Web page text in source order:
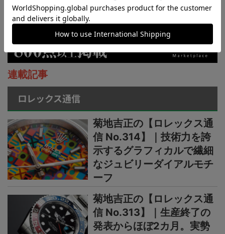
連載記事
ロレックス通信
菊地吉正の【ロレックス通
信 No.314】｜技術力を誇
示するグラフィカルで繊細
なジュビリーダイアルモチ
ーフ
菊地吉正の【ロレックス通
信 No.313】｜生産終了の
発表からほぼ2カ月。実勢